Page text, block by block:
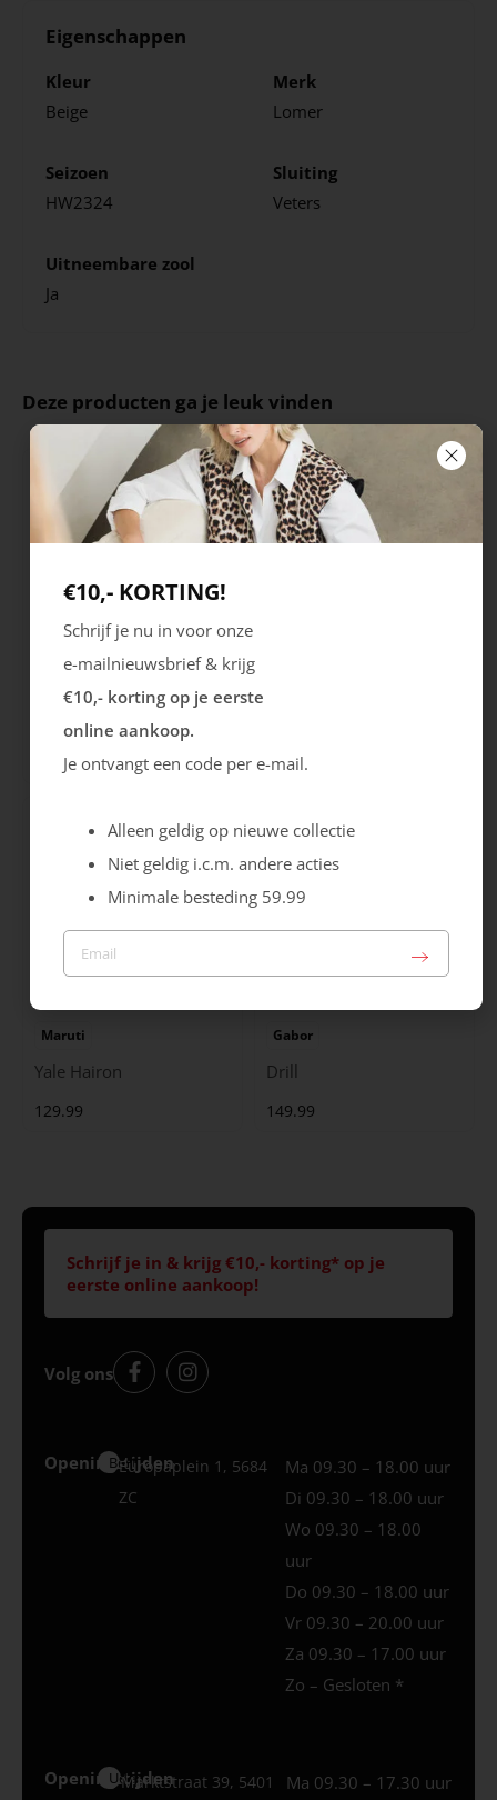
Eigenschappen
Kleur
Beige
Merk
Lomer
Seizoen
HW2324
Sluiting
Veters
Uitneembare zool
Ja
Deze producten ga je leuk vinden
Rieker
Cristallino
99.99 129.99
Maruti
Yale Hairon
129.99
Gabor
Drill
149.99
Schrijf je in & krijg €10,- korting* op je
eerste online aankoop!
Volg ons
Openingstijden
Best
Europaplein 1, 5684
ZC
Ma 09.30 – 18.00 uur
Di 09.30 – 18.00 uur
Wo 09.30 – 18.00
uur
Do 09.30 – 18.00 uur
Vr 09.30 – 20.00 uur
Za 09.30 – 17.00 uur
Zo – Gesloten *
Openingstijden
Uden
Marktstraat 39, 5401
Ma 09.30 – 17.30 uur
€10,- KORTING!
Schrijf je nu in voor onze
e-mailnieuwsbrief & krijg
€10,- korting op je eerste
online aankoop.
Je ontvangt een code per e-mail.
Alleen geldig op nieuwe collectie
Niet geldig i.c.m. andere acties
Minimale besteding 59.99